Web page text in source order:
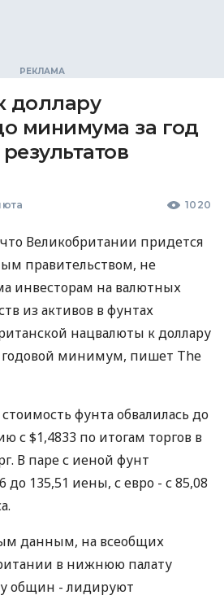
доллару
минимума за год
1020
Великобритании придется
правительством, не
инвесторам на валютных
из активов в фунтах
нацвалюты к доллару
годовой минимум, пишет The
фунта обвалилась до
с $1,4833 по итогам торгов в
В паре с иеной фунт
до 135,51 иены, с евро - с 85,08
данным, на всеобщих
в нижнюю палату
общин - лидируют